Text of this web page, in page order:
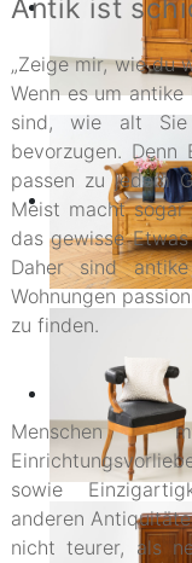
Antik ist
„Zeige mir, wie du
Wenn es um
sind, wie alt Sie
bevorzugen. Denn
passen zu jedem
Meist macht
das gewisse
Daher sind
Wohnungen
zu finden.
Menschen
sowie
anderen
nicht teurer, als